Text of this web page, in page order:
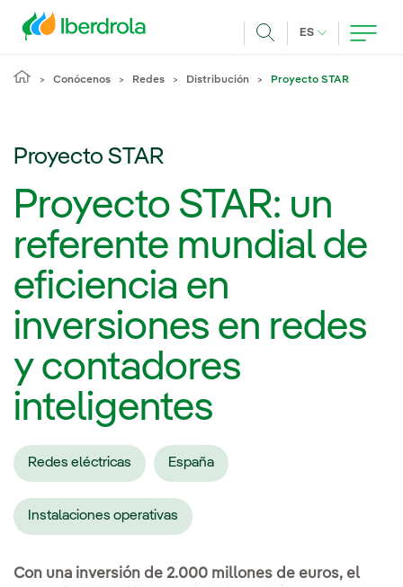
ES IDIOMA
Conócenos Redes Distribución Proyecto STAR
Proyecto STAR
Proyecto STAR: un
referente mundial de
eficiencia en
inversiones en redes
y contadores
inteligentes
Redes eléctricas España
Instalaciones operativas
Con una inversión de 2.000 millones de euros, el